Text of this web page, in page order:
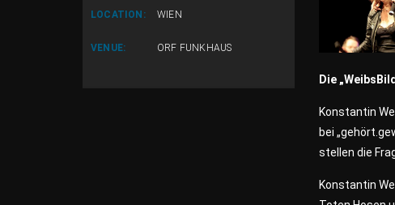
LOCATION: WIEN
VENUE: ORF FUNKHAUS
Die
Konstantin
bei
stellen die
Konstantin